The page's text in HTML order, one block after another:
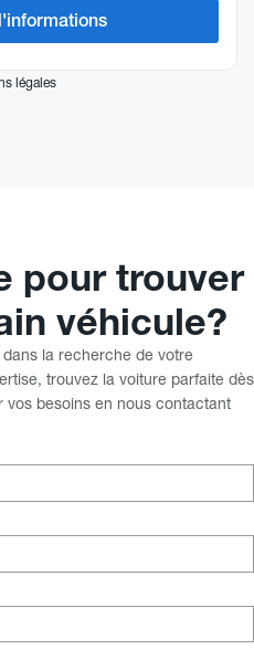
légales
pour trouver
véhicule?
la recherche de votre
trouvez la voiture parfaite dès
vos besoins en nous contactant